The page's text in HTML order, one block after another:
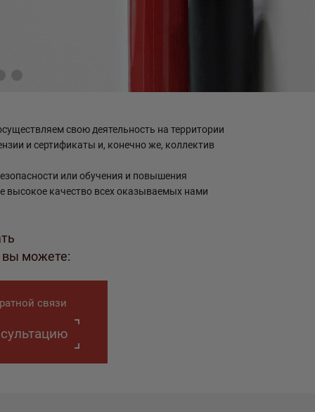
свою деятельность на территории
и сертификаты и, конечно же, коллектив
или обучения и повышения
высокое качество всех оказываемых нами
вы можете:
связи